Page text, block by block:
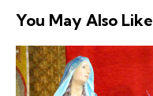
You May Also Like